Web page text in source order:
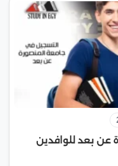
عن بعد للوافدين